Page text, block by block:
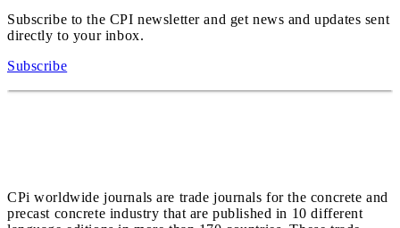
Subscribe to the CPI newsletter and get news and updates sent
directly to your inbox.
Subscribe
CPi worldwide journals are trade journals for the concrete and
precast concrete industry that are published in 10 different